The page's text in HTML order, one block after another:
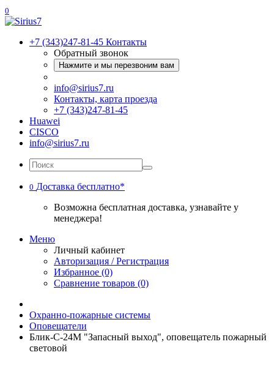
0
+7 (343)247-81-45 Контакты
Обратный звонок
Нажмите и мы перезвоним вам
info@sirius7.ru
Контакты, карта проезда
+7 (343)247-81-45
Huawei
CISCO
info@sirius7.ru
0 Доставка бесплатно*
Возможна бесплатная доставка, узнавайте у
менеджера!
Меню
Личный кабинет
Авторизация / Регистрация
Избранное (0)
Сравнение товаров (0)
Охранно-пожарные системы
Оповещатели
Блик-С-24М "Запасный выход", оповещатель пожарный
световой